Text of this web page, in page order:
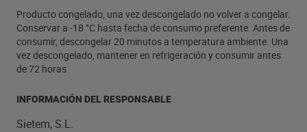
Producto congelado, una vez descongelado no volver a congelar.
Conservar a -18 °C hasta fecha de consumo preferente. Antes de
consumir, descongelar 20 minutos a temperatura ambiente. Una
vez descongelado, mantener en refrigeración y consumir antes
de 72 horas
INFORMACIÓN DEL RESPONSABLE
Sietem, S.L.